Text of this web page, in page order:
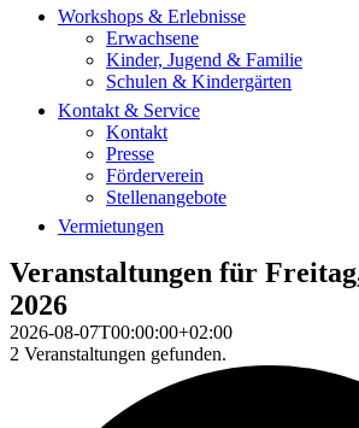
Workshops & Erlebnisse
Erwachsene
Kinder, Jugend & Familie
Schulen & Kindergärten
Kontakt & Service
Kontakt
Presse
Förderverein
Stellenangebote
Vermietungen
Veranstaltungen für
2026
2026-08-07T00:00:00+02:00
2 Veranstaltungen gefunden.